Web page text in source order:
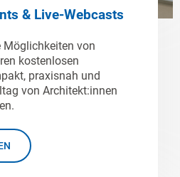
& Live-Webcasts
Möglichkeiten von
kostenlosen
praxisnah und
von Architekt:innen